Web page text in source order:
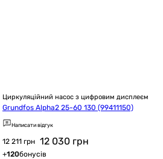
Циркуляційний насос з цифровим дисплеєм
Grundfos Alpha2 25-60 130 (99411150)
Написати відгук
12 211 грн 12 030 грн
+120бонусів